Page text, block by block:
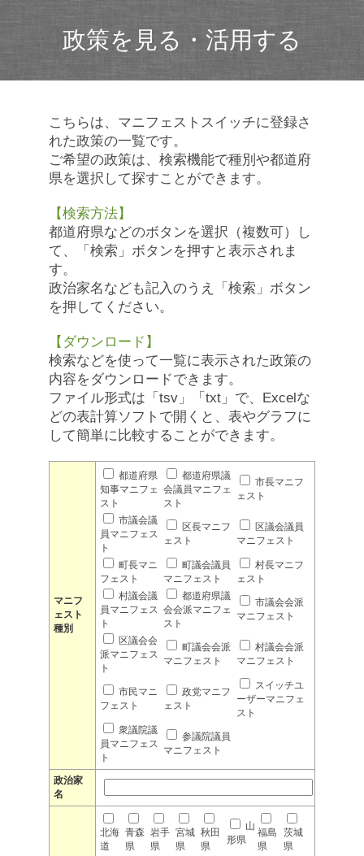
政策を見る・活用する
こちらは、マニフェストスイッチに登録さ
れた政策の一覧です。
ご希望の政策は、検索機能で種別や都道府
県を選択して探すことができます。
【検索方法】
都道府県などのボタンを選択（複数可）し
て、「検索」ボタンを押すと表示されま
す。
政治家名なども記入のうえ「検索」ボタン
を押してください。
【ダウンロード】
検索などを使って一覧に表示された政策の
内容をダウンロードできます。
ファイル形式は「tsv」「txt」で、Excelな
どの表計算ソフトで開くと、表やグラフに
して簡単に比較することができます。
マニフ
ェスト
種別
都道府県
知事マニフェ
スト
都道府県議
会議員マニフェ
スト
市長マニフ
ェスト
市議会議
員マニフェス
ト
区長マニフ
ェスト
区議会議員
マニフェスト
町長マニ
フェスト
町議会議員
マニフェスト
村長マニフ
ェスト
村議会議
員マニフェス
ト
都道府県議
会会派マニフェ
スト
市議会会派
マニフェスト
区議会会
派マニフェス
ト
町議会会派
マニフェスト
村議会会派
マニフェスト
市民マニ
フェスト
政党マニフ
ェスト
スイッチユ
ーザーマニフェ
スト
衆議院議
員マニフェス
ト
参議院議員
マニフェスト
政治家
名
北海
道
青森
県
岩手
県
宮城
県
秋田
県
山
形県
福島
県
茨城
県